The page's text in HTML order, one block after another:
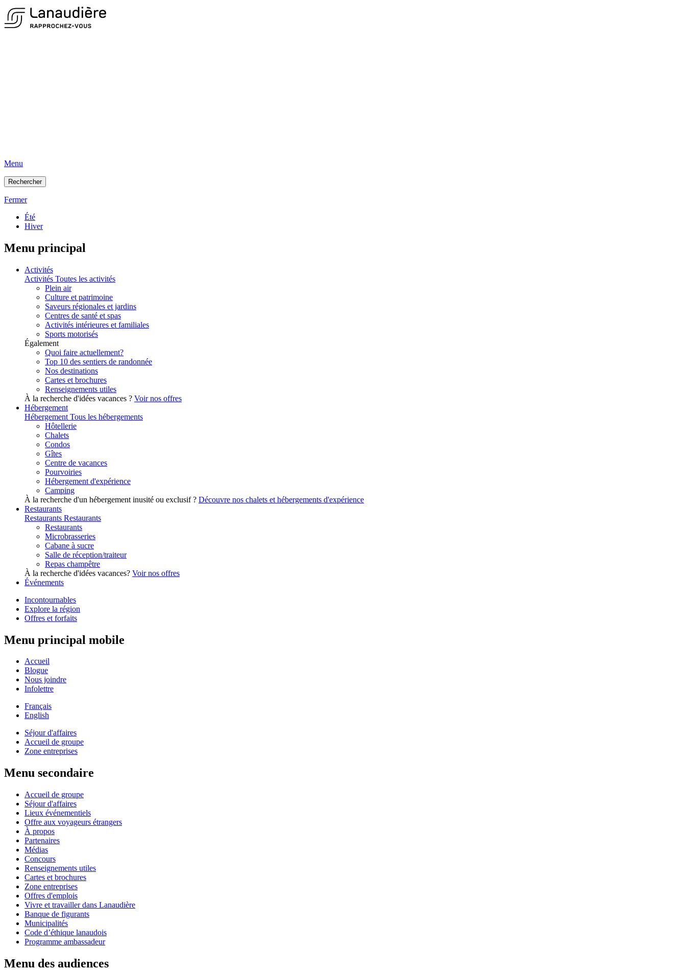
Menu
Rechercher
Fermer
Été
Hiver
Menu principal
Activités
Activités Toutes les activités
Plein air
Culture et patrimoine
Saveurs régionales et jardins
Centres de santé et spas
Activités intérieures et familiales
Sports motorisés
Également
Quoi faire actuellement?
Top 10 des sentiers de randonnée
Nos destinations
Cartes et brochures
Renseignements utiles
À la recherche d'idées vacances ? Voir nos offres
Hébergement
Hébergement Tous les hébergements
Hôtellerie
Chalets
Condos
Gîtes
Centre de vacances
Pourvoiries
Hébergement d'expérience
Camping
À la recherche d'un hébergement inusité ou exclusif ? Découvre nos chalets et hébergements d'expérience
Restaurants
Restaurants Restaurants
Restaurants
Microbrasseries
Cabane à sucre
Salle de réception/traiteur
Repas champêtre
À la recherche d'idées vacances? Voir nos offres
Événements
Incontournables
Explore la région
Offres et forfaits
Menu principal mobile
Accueil
Blogue
Nous joindre
Infolettre
Français
English
Séjour d'affaires
Accueil de groupe
Zone entreprises
Menu secondaire
Accueil de groupe
Séjour d'affaires
Lieux événementiels
Offre aux voyageurs étrangers
À propos
Partenaires
Médias
Concours
Renseignements utiles
Cartes et brochures
Zone entreprises
Offres d'emplois
Vivre et travailler dans Lanaudière
Banque de figurants
Municipalités
Code d’éthique lanaudois
Programme ambassadeur
Menu des audiences